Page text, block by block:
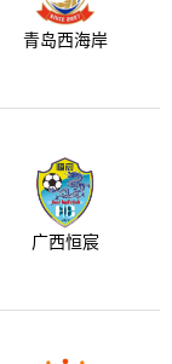
青岛西海岸
广西恒宸